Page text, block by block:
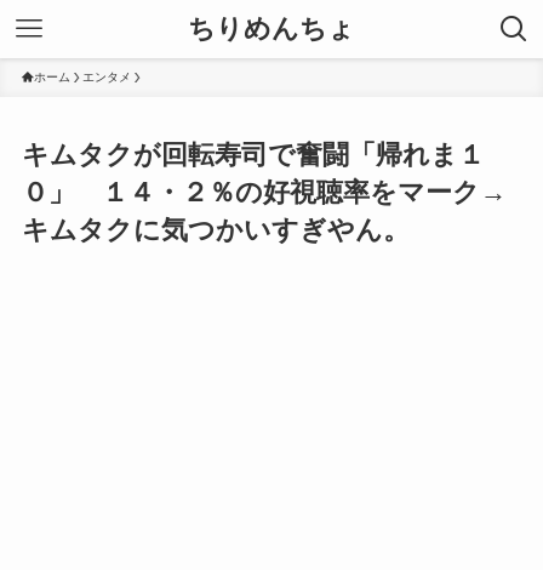
ちりめんちょ
ホーム エンタメ
キムタクが回転寿司で奮闘「帰れま１
０」 １４・２％の好視聴率をマーク→
キムタクに気つかいすぎやん。